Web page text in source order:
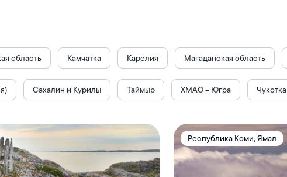
область Камчатка Карелия Магаданская область
Сахалин и Курилы Таймыр ХМАО – Югра Чукотка
Республика Коми, Ямал